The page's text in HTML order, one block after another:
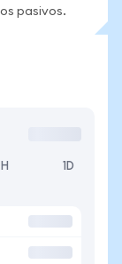
pasivos.
1D